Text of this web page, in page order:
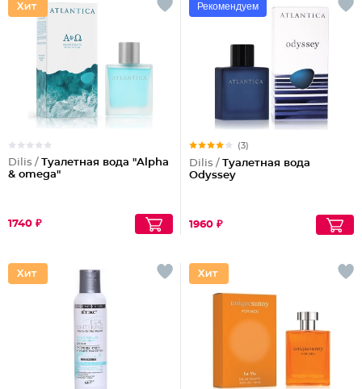
Dilis / Туалетная вода "Alpha
& omega"
1740 ₽
Рекомендуем
(3)
Dilis / Туалетная вода
Odyssey
1960 ₽